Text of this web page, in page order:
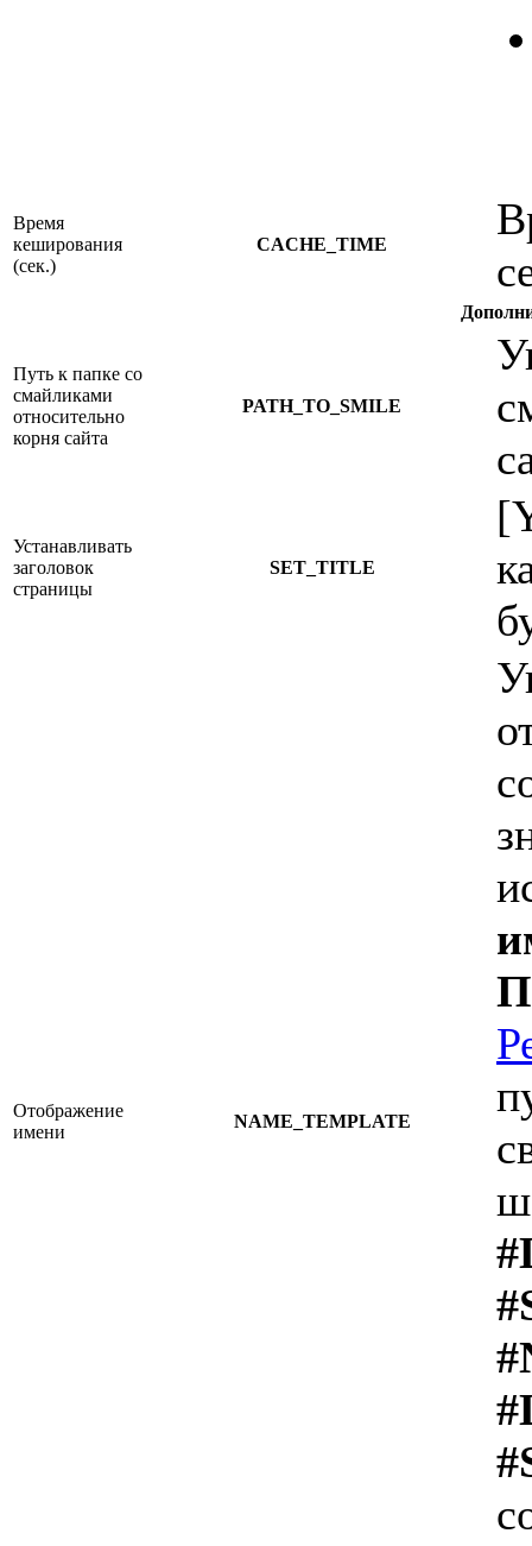
Время
кеширования
(сек.)
CACHE_TIME
Путь к папке со
смайликами
относительно
корня сайта
PATH_TO_SMILE
Устанавливать
заголовок
страницы
SET_TITLE
Отображение
имени
NAME_TEMPLATE